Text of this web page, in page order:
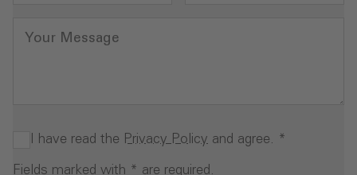
Your Message
I have read the Privacy Policy and agree. *
Fields marked with * are required.